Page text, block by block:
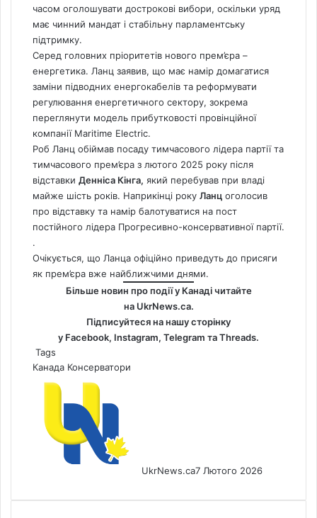
часом оголошувати дострокові вибори, оскільки уряд
має чинний мандат і стабільну парламентську
підтримку.
Серед головних пріоритетів нового прем’єра –
енергетика. Ланц заявив, що має намір домагатися
заміни підводних енергокабелів та реформувати
регулювання енергетичного сектору, зокрема
переглянути модель прибутковості провінційної
компанії Maritime Electric.
Роб Ланц обіймав посаду тимчасового лідера партії та
тимчасового прем’єра з лютого 2025 року після
відставки Денніса Кінга, який перебував при владі
майже шість років. Наприкінці року Ланц оголосив
про відставку та намір балотуватися на пост
постійного лідера Прогресивно-консервативної партії.
.
Очікується, що Ланца офіційно приведуть до присяги
як прем’єра вже найближчими днями.
Більше новин про події у Канаді читайте
на UkrNews.ca.
Підписуйтеся на нашу сторінку
у Facebook, Instagram, Telegram таThreads.
Tags
Канада Консерватори
UkrNews.ca7 Лютого 2026